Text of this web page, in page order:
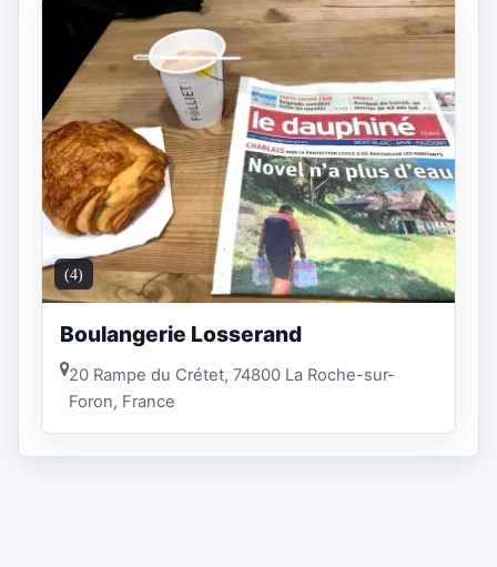
(4)
Boulangerie Losserand
20 Rampe du Crétet, 74800 La Roche-sur-
Foron, France